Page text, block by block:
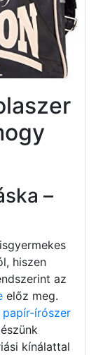
–
hiszen
az
előz meg.
papír-írószer
kínálattal